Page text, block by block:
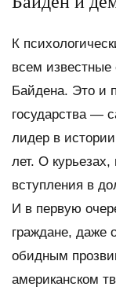
К
всем
Байдена. Это и
государства —
лидер в
лет. О
вступления в
И в первую
граждане, даже
обидным
американском